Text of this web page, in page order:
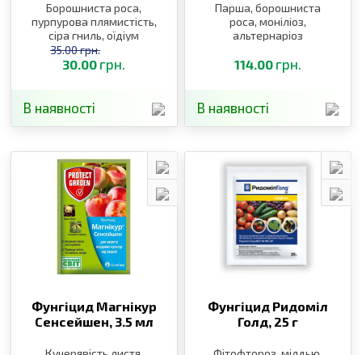
Борошниста роса,
пурпурова плямистість,
сіра гниль, оїдіум
30.00 грн.
35.00 грн.
В наявності
Парша, борошниста
роса, моніліоз,
альтернаріоз
114.00 грн.
В наявності
Фунгіцид Магнікур
Сенсейшен, 3.5 мл
Фунгіцид Ридоміл
Голд, 25 г